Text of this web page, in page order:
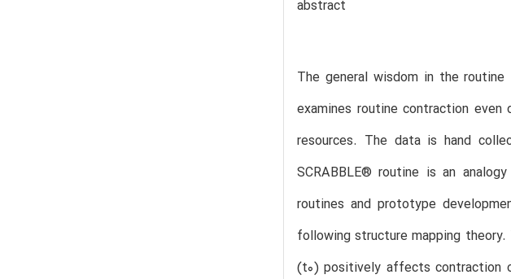
abstract
The general wisdom in the
examines routine contraction
resources. The data is hand
SCRABBLE® routine is an
routines and prototype
following structure mapping
(t0) positively affects contraction